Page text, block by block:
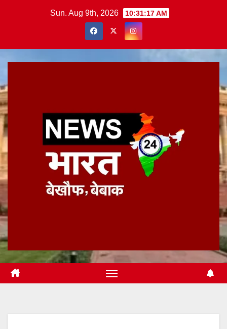
Sun. Aug 9th, 2026 10:31:17 AM